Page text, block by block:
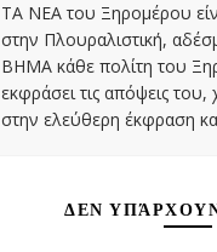
ΤΑ ΝΕΑ του Ξηρομέρου
στην Πλουραλιστική,
ΒΗΜΑ κάθε πολίτη του
εκφράσει τις απόψεις
στην ελεύθερη έκφραση
ΔΕΝ